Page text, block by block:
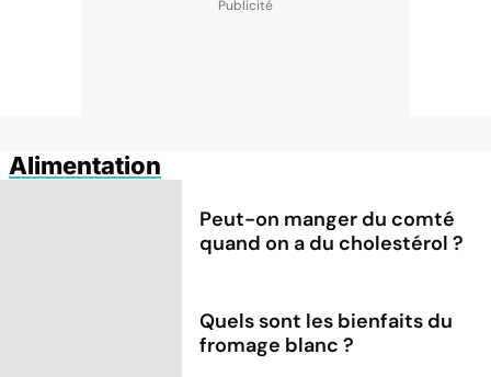
Alimentation
Peut-on manger du comté
quand on a du cholestérol ?
Quels sont les bienfaits du
fromage blanc ?